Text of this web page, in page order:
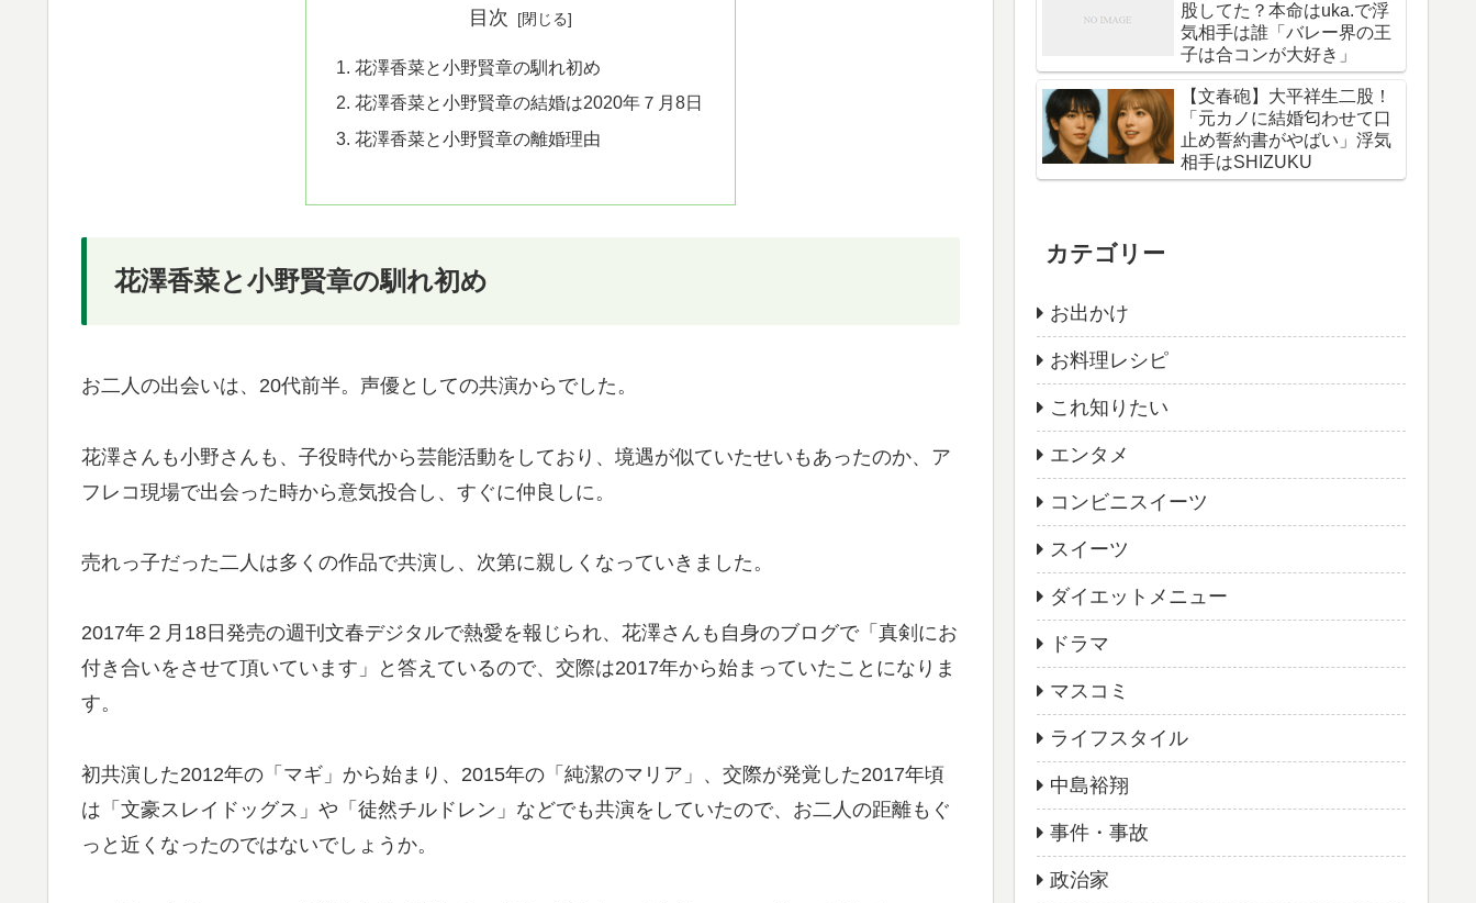
目次
花澤香菜と小野賢章の馴れ初め
花澤香菜と小野賢章の結婚は2020年７月8日
花澤香菜と小野賢章の離婚理由
花澤香菜と小野賢章の馴れ初め
お二人の出会いは、20代前半。声優としての共演からでした。
花澤さんも小野さんも、子役時代から芸能活動をしており、境遇が似ていたせいもあったのか、ア
フレコ現場で出会った時から意気投合し、すぐに仲良しに。
売れっ子だった二人は多くの作品で共演し、次第に親しくなっていきました。
2017年２月18日発売の週刊文春デジタルで熱愛を報じられ、花澤さんも自身のブログで「真剣にお
付き合いをさせて頂いています」と答えているので、交際は2017年から始まっていたことになりま
す。
初共演した2012年の「マギ」から始まり、2015年の「純潔のマリア」、交際が発覚した2017年頃
は「文豪スレイドッグス」や「徒然チルドレン」などでも共演をしていたので、お二人の距離もぐ
っと近くなったのではないでしょうか。
股してた？本命はuka.で浮
気相手は誰「バレー界の王
子は合コンが大好き」
【文春砲】大平祥生二股！
「元カノに結婚匂わせて口
止め誓約書がやばい」浮気
相手はSHIZUKU
カテゴリー
お出かけ
お料理レシピ
これ知りたい
エンタメ
コンビニスイーツ
スイーツ
ダイエットメニュー
ドラマ
マスコミ
ライフスタイル
中島裕翔
事件・事故
政治家